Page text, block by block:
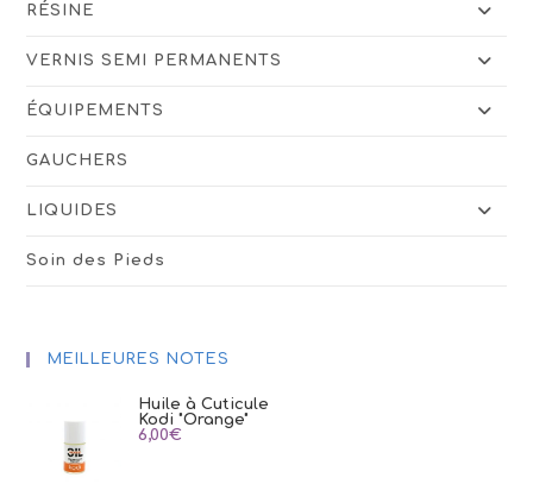
RÉSINE
VERNIS SEMI PERMANENTS
ÉQUIPEMENTS
GAUCHERS
LIQUIDES
Soin des Pieds
MEILLEURES NOTES
Huile à Cuticule
Kodi "Orange"
6,00€